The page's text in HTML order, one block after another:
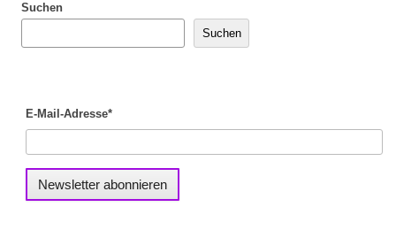
Suchen
Suchen
E-Mail-Adresse*